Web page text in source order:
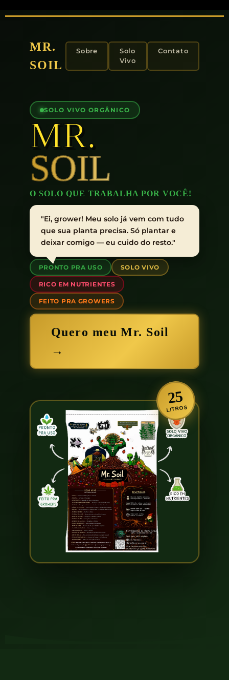
MR.
SOIL
Sobre
Solo
Vivo
Contato
SOLO VIVO ORGÂNICO
MR.
SOIL
O SOLO QUE TRABALHA POR VOCÊ!
"Ei, grower! Meu solo já vem com tudo
que sua planta precisa. Só plantar e
deixar comigo — eu cuido do resto."
PRONTO PRA USO SOLO VIVO
RICO EM NUTRIENTES
FEITO PRA GROWERS
Quero meu Mr. Soil
→
25
LITROS